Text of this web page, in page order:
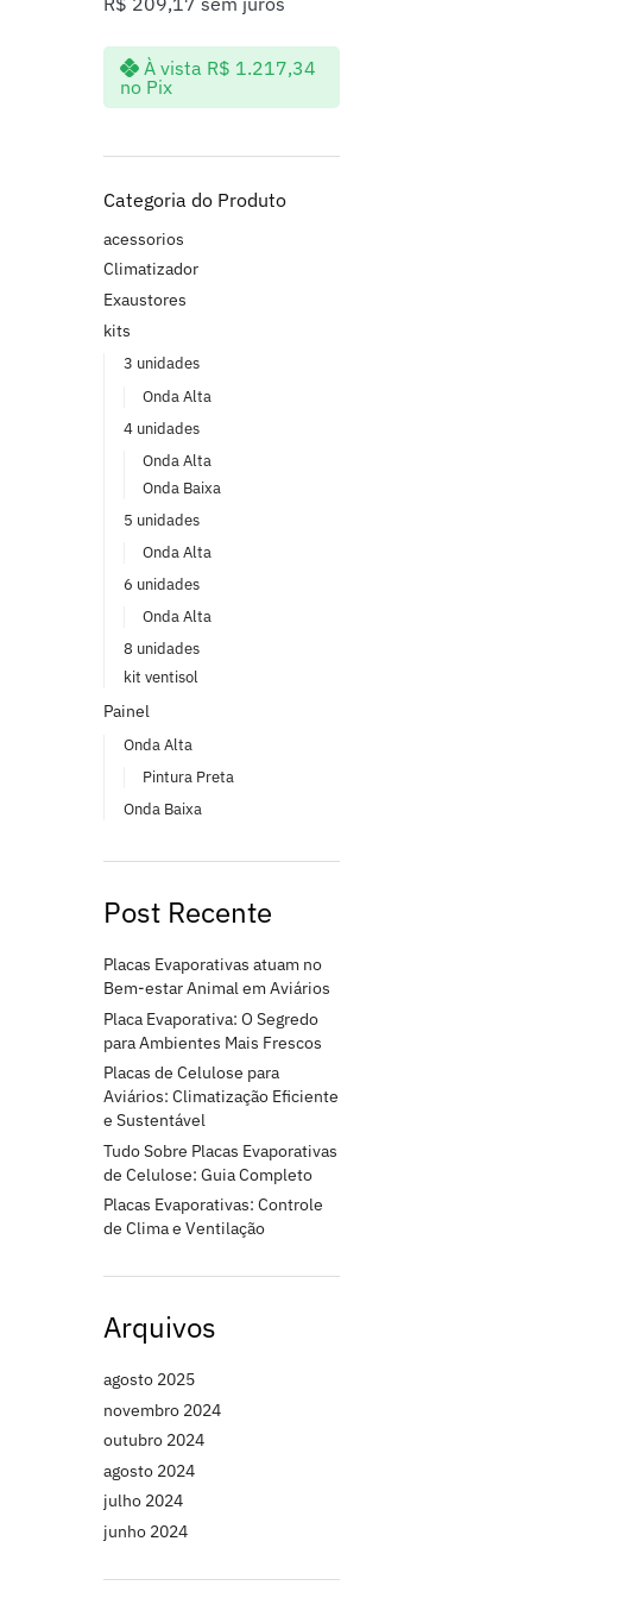
À vista R$ 1.217,34
no Pix
Categoria do Produto
acessorios
Climatizador
Exaustores
kits
3 unidades
Onda Alta
4 unidades
Onda Alta
Onda Baixa
5 unidades
Onda Alta
6 unidades
Onda Alta
8 unidades
kit ventisol
Painel
Onda Alta
Pintura Preta
Onda Baixa
Post Recente
Placas Evaporativas atuam no
Bem-estar Animal em Aviários
Placa Evaporativa: O Segredo
para Ambientes Mais Frescos
Placas de Celulose para
Aviários: Climatização Eficiente
e Sustentável
Tudo Sobre Placas Evaporativas
de Celulose: Guia Completo
Placas Evaporativas: Controle
de Clima e Ventilação
Arquivos
agosto 2025
novembro 2024
outubro 2024
agosto 2024
julho 2024
junho 2024